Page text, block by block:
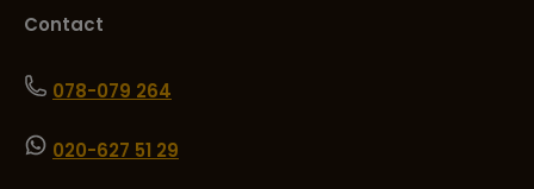
Contact
078-079 264
020-627 51 29